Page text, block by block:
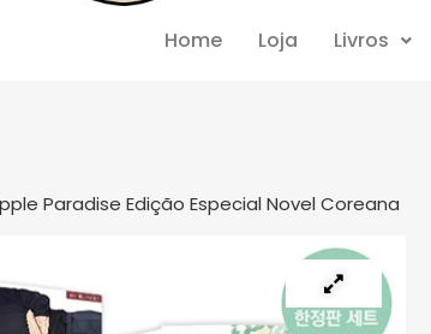
Home Loja Livros
Paradise Edição Especial Novel Coreana